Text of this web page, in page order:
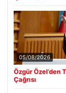
05/08/2026
Özgür Özel’den
Çağrısı